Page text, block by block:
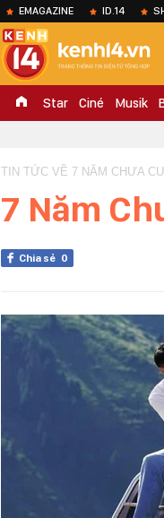
EMAGAZINE ID.14
Star Ciné Musik
TIN TỨC VỀ 7 NĂM CHƯA
7 Năm
Chia sẻ 0